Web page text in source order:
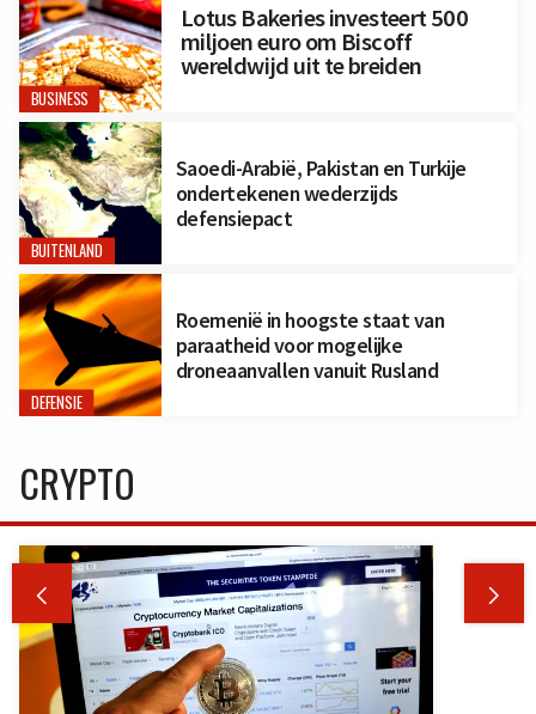
BUSINESS
Lotus Bakeries investeert 500
miljoen euro om Biscoff
wereldwijd uit te breiden
BUITENLAND
Saoedi-Arabië, Pakistan en Turkije
ondertekenen wederzijds
defensiepact
DEFENSIE
Roemenië in hoogste staat van
paraatheid voor mogelijke
droneaanvallen vanuit Rusland
CRYPTO
 